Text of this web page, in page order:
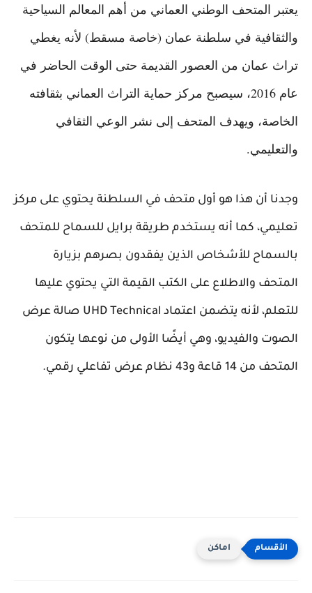
يعتبر المتحف الوطني العماني من أهم المعالم السياحية
والثقافية في سلطنة عمان (خاصة مسقط) لأنه يغطي
تراث عمان من العصور القديمة حتى الوقت الحاضر في
عام 2016، سيصبح مركز حماية التراث العماني بثقافته
الخاصة، ويهدف المتحف إلى نشر الوعي الثقافي
والتعليمي.
وجدنا أن هذا هو أول متحف في السلطنة يحتوي على مركز
تعليمي، كما أنه يستخدم طريقة برايل للسماح للمتحف
بالسماح للأشخاص الذين يفقدون بصرهم بزيارة
المتحف والاطلاع على الكتب القيمة التي يحتوي عليها
للتعلم، لأنه يتضمن اعتماد UHD Technical صالة عرض
الصوت والفيديو، وهي أيضًا الأولى من نوعها يتكون
المتحف من 14 قاعة و43 نظام عرض تفاعلي رقمي.
اماكن